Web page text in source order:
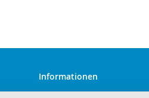
Informationen